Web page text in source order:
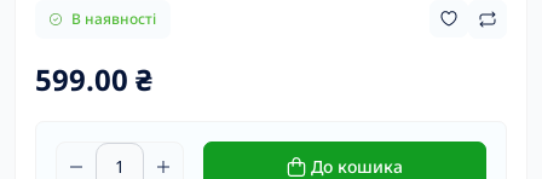
В наявності
599.00 ₴
До кошика